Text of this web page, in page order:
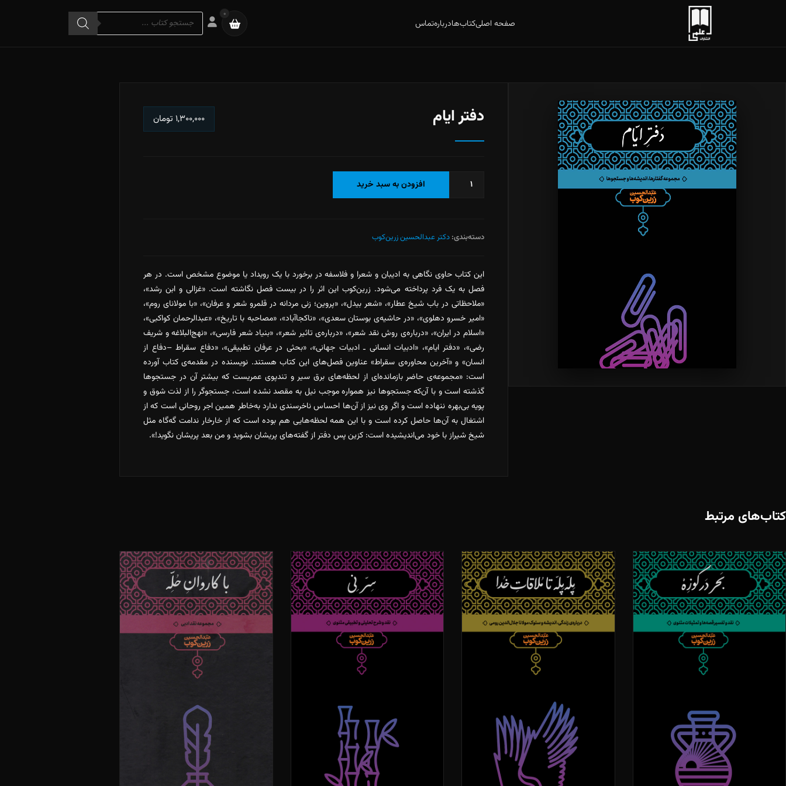
صفحه اصلیکتاب‌هادربارهتماس
0
Products
search
دفتر ایام ۱,۳۰۰,۰۰۰ تومان
دفتر
افزودن به سبد خرید
دسته‌بندی: دکتر عبدالحسین زرین‌کوب
این کتاب حاوی نگاهی به ادیبان و شعرا و فلاسفه در برخورد با یک رویداد یا موضوع مشخص است. در هر
فصل به یک فرد پرداخته می‌شود. زرین‌کوب این اثر را در بیست فصل نگاشته است. «غزالی و ابن رشد»،
«ملاحظاتی در باب شیخ عطار»، «شعر بیدل»، «پروین؛ زنی مردانه در قلمرو شعر و عرفان»، «با مولانای روم»،
«امیر خسرو دهلوی»، «در حاشیه‌ی بوستان سعدی»، «ناکجاآباد»، «مصاحبه با تاریخ»، «عبدالرحمان کواکبی»،
«اسلام در ایران»، «درباره‌ی روش نقد شعر»، «درباره‌ی تاثیر شعر»، «بنیاد شعر فارسی»، «نهج‌البلاغه و شریف
رضی»، «دفتر ایام»، «ادبیات انسانی ـ ادبیات جهانی»، «بحثی در عرفان تطبیقی»، «دفاع سقراط –دفاع از
انسان» و «آخرین محاوره‌ی سقراط» عناوین فصل‌های این کتاب هستند. نویسنده در مقدمه‌ی کتاب آورده
است: «مجموعه‌ی حاضر بازمانده‌ای از لحظه‌های برق سیر و تندپوی عمریست که بیشتر آن در جستجوها
گذشته است و با آن‌که جستجوها نیز همواره موجب نیل به مقصد نشده است، جستجوگر را از لذت شوق و
پویه بی‌بهره ننهاده است و اگر وی نیز از آن‌ها احساس ناخرسندی ندارد به‌خاطر همین اجر روحانی است که از
اشتغال به آن‌ها حاصل کرده است و با این همه لحظه‌هایی هم بوده است که از خارخار ندامت گه‌گاه مثل
شیخ شیراز با خود می‌اندیشیده است: کزین پس دفتر از گفته‌های پریشان بشوید و من بعد پریشان نگوید!».
کتاب‌های مرتبط